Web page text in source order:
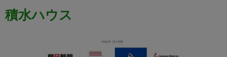
積水ハウス